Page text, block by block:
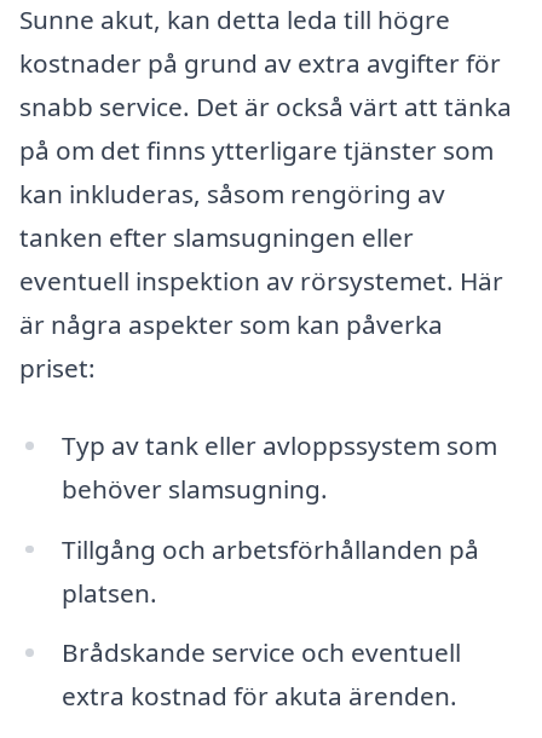
Sunne akut, kan detta leda till högre
kostnader på grund av extra avgifter för
snabb service. Det är också värt att tänka
på om det finns ytterligare tjänster som
kan inkluderas, såsom rengöring av
tanken efter slamsugningen eller
eventuell inspektion av rörsystemet. Här
är några aspekter som kan påverka
priset:
Typ av tank eller avloppssystem som
behöver slamsugning.
Tillgång och arbetsförhållanden på
platsen.
Brådskande service och eventuell
extra kostnad för akuta ärenden.